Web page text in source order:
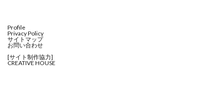
Profile
Privacy Policy
サイトマップ
お問い合わせ
[サイト制作協力]
CREATIVE HOUSE